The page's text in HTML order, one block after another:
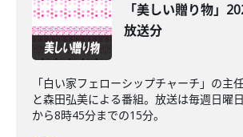
「美しい贈り物」
放送分
「白い家フェローシップチャーチ」の主
と森田弘美による番組。放送は毎週日曜
から8時45分までの15分。